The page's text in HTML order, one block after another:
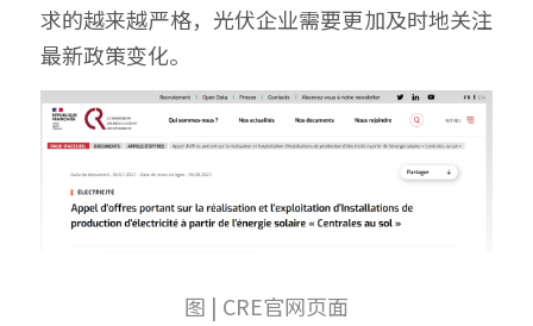
求的越来越严格，光伏企业需要更加及时地关注
最新政策变化。
图 | CRE官网页面